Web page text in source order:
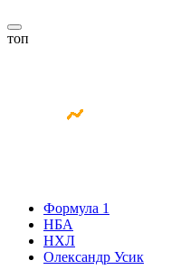
топ
Формула 1
НБА
НХЛ
Олександр Усик